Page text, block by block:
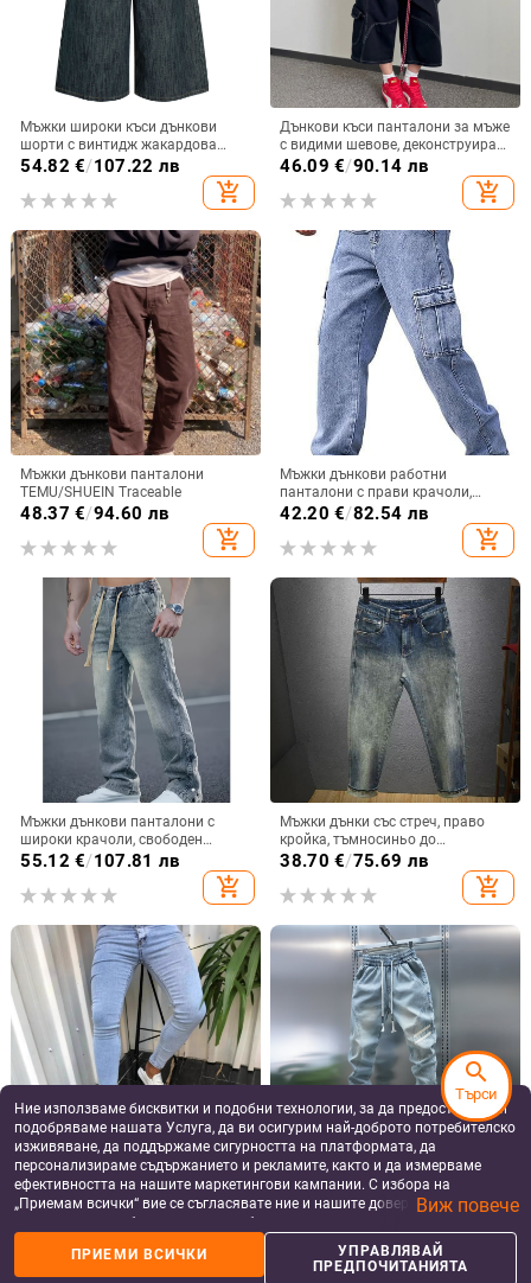
Мъжки широки къси дънкови
шорти с винтидж жакардова
тъкан, пране, средна талия, копче
54.82 €/107.22 лв
add_shopping_cart
Дънкови къси панталони за мъже
с видими шевове, деконструиран
дизайн, свободна кройка,
американски стил и големи
джобове
46.09 €/90.14 лв
add_shopping_cart
Мъжки дънкови панталони
TEMU/SHUEIN Traceable
48.37 €/94.60 лв
add_shopping_cart
Мъжки дънкови работни
панталони с прави крачоли,
деним карго панталони със
42.20 €/82.54 лв
add_shopping_cart
Мъжки дънкови панталони с
широки крачоли, свободен
силует, подходящи за всички
сезони, комфортни харем дънки
55.12 €/107.81 лв
add_shopping_cart
Мъжки дънки със стреч, право
кройка, тъмносиньо до
светлосиньо измиване, дебел
изпълнение
38.70 €/75.69 лв
add_shopping_cart
Мъжки нови семпли дънкови
панталони за пътуване до
работа, слим крой, малък крак,
модни красиви дънки
43.95€ /85.96 лв
add_shopping_cart
Мъжки пролетни нови
светлосини дънки, прости и
универсални, с еластична талия,
38.53€/75.36 лв
add_shopping_cart
Ние използваме бисквитки и подобни технологии, за да предоставяме и
подобряваме нашата Услуга, да ви осигурим най-доброто потребителско
изживяване, да поддържаме сигурността на платформата, да
персонализираме съдържанието и рекламите, както и да измерваме
ефективността на нашите маркетингови кампании. С избора на
„Приемам всички“ вие се съгласявате ние и нашите доверени партньори
да съхраняваме бисквитки и подобни технологии на вашето устройство
за рекламни и аналитични цели. Можете по всяко време да управлявате
своите предпочитания, като натиснете „Управлявай предпочитанията“.
За повече информация, моля, вижте нашата
Виж повече
ПРИЕМИ ВСИЧКИ
УПРАВЛЯВАЙ
ПРЕДПОЧИТАНИЯТА
search
Търси